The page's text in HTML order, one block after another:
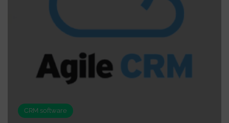
CRM software